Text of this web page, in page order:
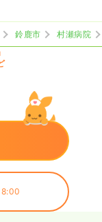
鈴鹿市
村瀬病院